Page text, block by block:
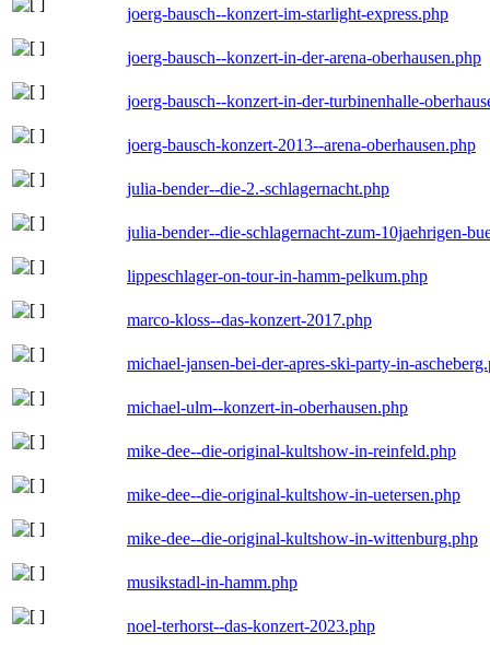
joerg-bausch--konzert-im-starlight-express.php
joerg-bausch--konzert-in-der-arena-oberhausen.php
joerg-bausch--konzert-in-der-turbinenhalle-
joerg-bausch-konzert-2013--arena-oberhausen.php
julia-bender--die-2.-schlagernacht.php
julia-bender--die-schlagernacht-zum-10jaehrigen-
lippeschlager-on-tour-in-hamm-pelkum.php
marco-kloss--das-konzert-2017.php
michael-jansen-bei-der-apres-ski-party-in-
michael-ulm--konzert-in-oberhausen.php
mike-dee--die-original-kultshow-in-reinfeld.php
mike-dee--die-original-kultshow-in-uetersen.php
mike-dee--die-original-kultshow-in-wittenburg.php
musikstadl-in-hamm.php
noel-terhorst--das-konzert-2023.php